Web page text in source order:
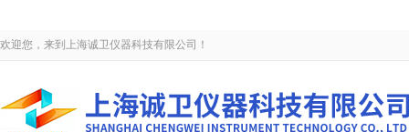
欢迎您，来到上海诚卫仪器科技有限公司！